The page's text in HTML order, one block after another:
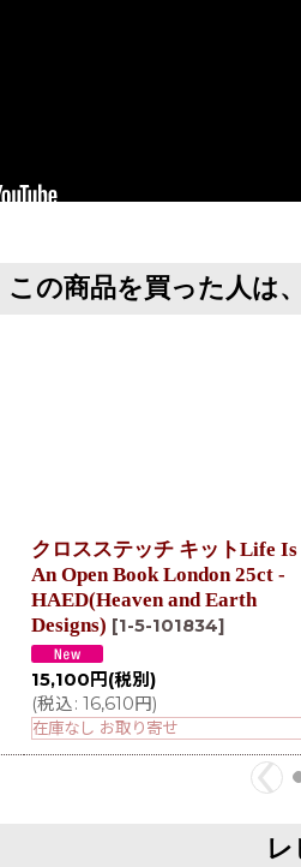
この商品を買った人は
クロスステッチ キットLife Is
An Open Book London 25ct -
HAED(Heaven and Earth
Designs) [1-5-101834]
15,100 円 (税別)
(税込: 16,610円)
在庫なし お取り寄せ